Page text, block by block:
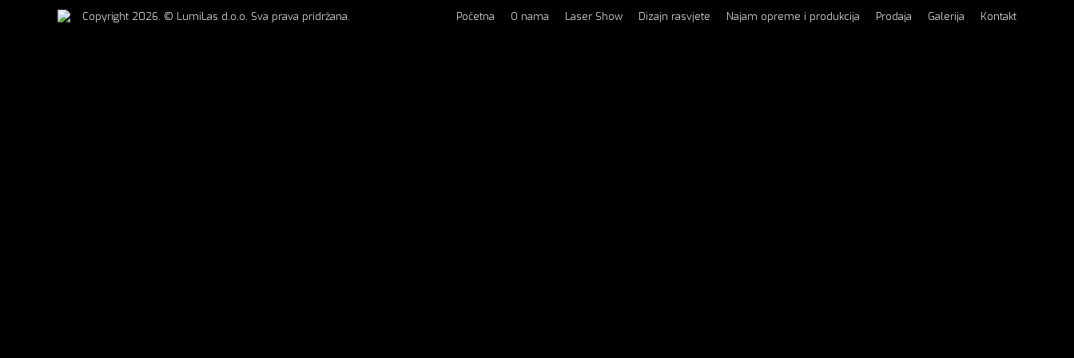
Copyright 2026. © LumiLas d.o.o. Sva prava pridržana. Početna O nama Laser Show Dizajn rasvjete Najam opreme i produkcija Prodaja Galerija Kontakt